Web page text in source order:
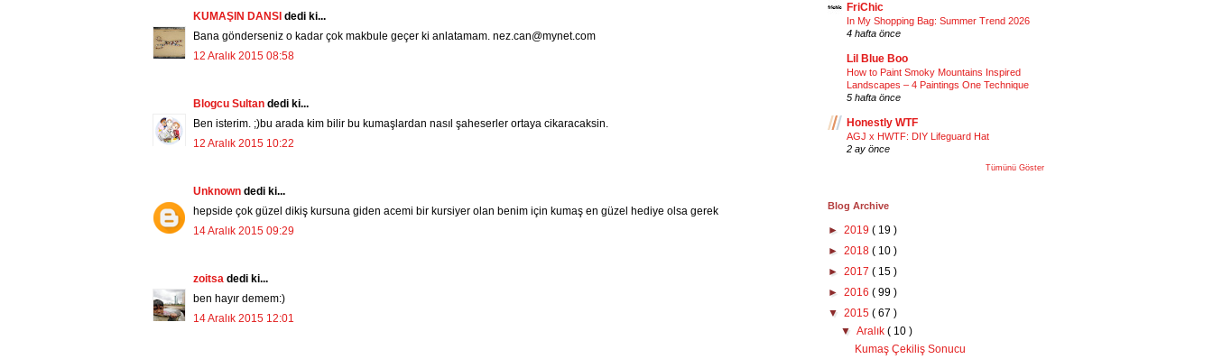
KUMAŞIN DANSI dedi ki...
Bana gönderseniz o kadar çok makbule geçer ki anlatamam. nez.can@mynet.com
12 Aralık 2015 08:58
Blogcu Sultan dedi ki...
Ben isterim. ;)bu arada kim bilir bu kumaşlardan nasıl şaheserler ortaya cikaracaksin.
12 Aralık 2015 10:22
Unknown dedi ki...
hepside çok güzel dikiş kursuna giden acemi bir kursiyer olan benim için kumaş en güzel hediye olsa gerek
14 Aralık 2015 09:29
zoitsa dedi ki...
ben hayır demem:)
14 Aralık 2015 12:01
FriChic
In My Shopping Bag: Summer Trend 2026
4 hafta önce
Lil Blue Boo
How to Paint Smoky Mountains Inspired
Landscapes – 4 Paintings One Technique
5 hafta önce
Honestly WTF
AGJ x HWTF: DIY Lifeguard Hat
2 ay önce
Tümünü Göster
Blog Archive
► 2019 ( 19 )
► 2018 ( 10 )
► 2017 ( 15 )
► 2016 ( 99 )
▼ 2015 ( 67 )
▼Aralık( 10 )
Kumaş Çekiliş Sonucu